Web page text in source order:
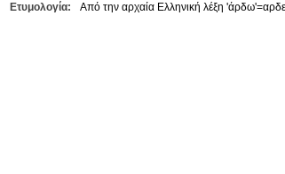
Ετυμολογία:
Από την αρχαία Ελληνική λέξη